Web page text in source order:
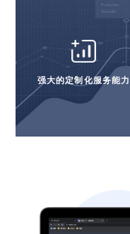
强大的定制化服务能力